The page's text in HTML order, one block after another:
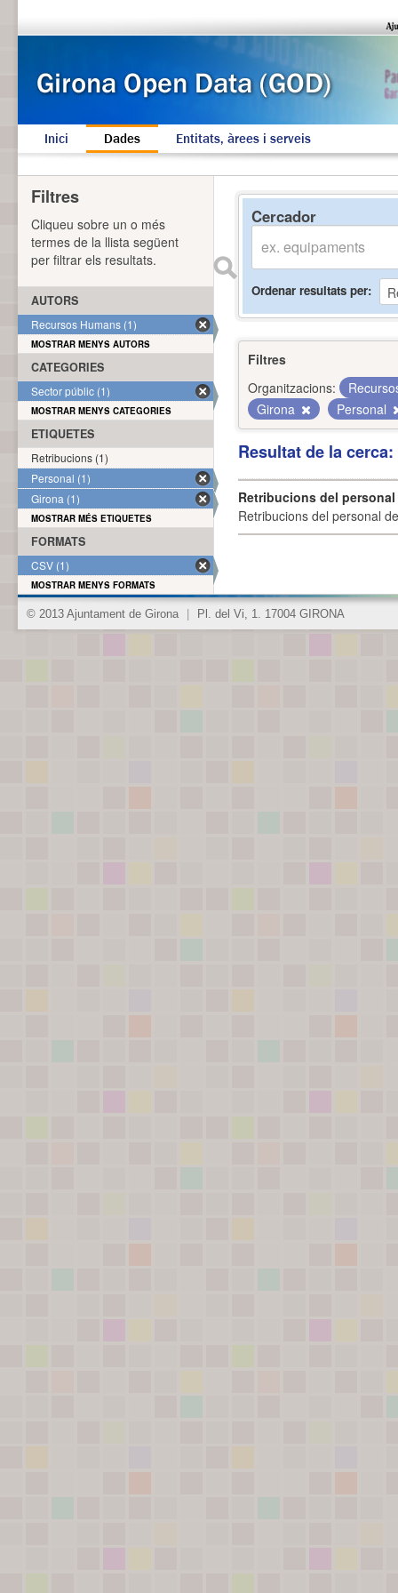
Inici Dades Entitats, àrees i serveis
Cercador
Ordenar resultats per
Filtres
Organitzacions:
Girona
Personal
Resultat de la
Retribucions del
Retribucions del personal
Filtres
Cliqueu sobre un o més
termes de la llista següent
per filtrar els resultats.
AUTORS
Recursos Humans (1)
MOSTRAR MENYS AUTORS
CATEGORIES
Sector públic (1)
MOSTRAR MENYS CATEGORIES
ETIQUETES
Retribucions (1)
Personal (1)
Girona (1)
MOSTRAR MÉS ETIQUETES
FORMATS
CSV (1)
MOSTRAR MENYS FORMATS
© 2013 Ajuntament de Girona Pl. del Vi, 1. 17004 GIRONA